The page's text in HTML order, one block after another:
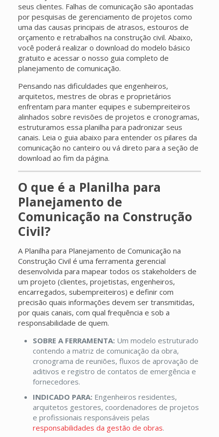
seus clientes. Falhas de comunicação são apontadas
por pesquisas de gerenciamento de projetos como
uma das causas principais de atrasos, estouros de
orçamento e retrabalhos na construção civil. Abaixo,
você poderá realizar o download do modelo básico
gratuito e acessar o nosso guia completo de
planejamento de comunicação.
Pensando nas dificuldades que engenheiros,
arquitetos, mestres de obras e proprietários
enfrentam para manter equipes e subempreiteiros
alinhados sobre revisões de projetos e cronogramas,
estruturamos essa planilha para padronizar seus
canais. Leia o guia abaixo para entender os pilares da
comunicação no canteiro ou vá direto para a seção de
download ao fim da página.
O que é a Planilha para
Planejamento de
Comunicação na Construção
Civil?
A Planilha para Planejamento de Comunicação na
Construção Civil é uma ferramenta gerencial
desenvolvida para mapear todos os stakeholders de
um projeto (clientes, projetistas, engenheiros,
encarregados, subempreiteiros) e definir com
precisão quais informações devem ser transmitidas,
por quais canais, com qual frequência e sob a
responsabilidade de quem.
SOBRE A FERRAMENTA: Um modelo estruturado
contendo a matriz de comunicação da obra,
cronograma de reuniões, fluxos de aprovação de
aditivos e registro de contatos de emergência e
fornecedores.
INDICADO PARA: Engenheiros residentes,
arquitetos gestores, coordenadores de projetos
e profissionais responsáveis pelas
responsabilidades da gestão de obras.